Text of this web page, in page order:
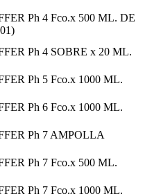
Ph 4 Fco.x 500 ML. DE
Ph 4 SOBRE x 20 ML.
Ph 5 Fco.x 1000 ML.
Ph 6 Fco.x 1000 ML.
Ph 7 AMPOLLA
Ph 7 Fco.x 500 ML.
Ph 7 Fco.x 1000 ML.